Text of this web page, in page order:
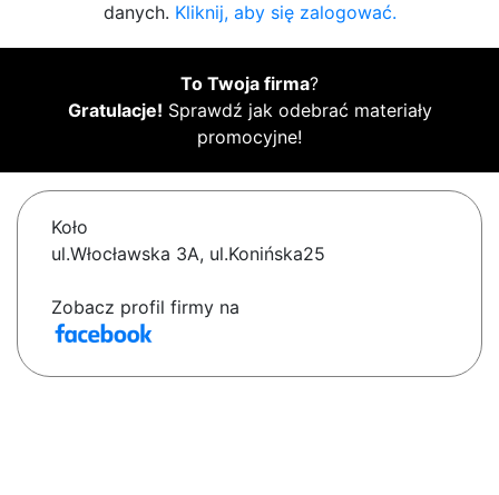
danych. Kliknij, aby się zalogować.
To Twoja firma?
Gratulacje! Sprawdź jak odebrać materiały
promocyjne!
Koło
ul.Włocławska 3A, ul.Konińska25
Zobacz profil firmy na